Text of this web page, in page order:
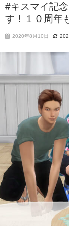
#キスマイ記
す！１０周年
2020年8月10日